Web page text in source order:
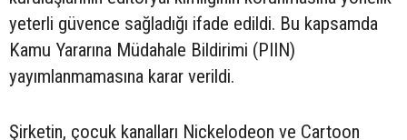
yeterli güvence sağladığı ifade edildi. Bu kapsamda
Kamu Yararına Müdahale Bildirimi (PIIN)
yayımlanmamasına karar verildi.
Şirketin, çocuk kanalları Nickelodeon ve Cartoon